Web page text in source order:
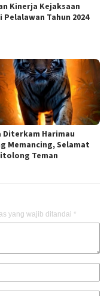
Kinerja Kejaksaan
Pelalawan Tahun 2024
Diterkam Harimau
Memancing, Selamat
Teman
yang wajib ditandai *